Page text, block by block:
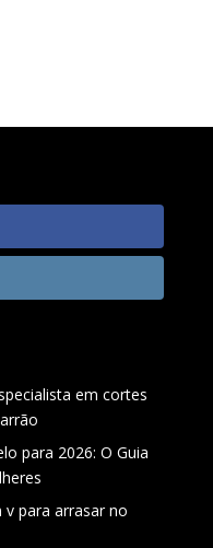
em cortes
para 2026: O Guia
para arrasar no